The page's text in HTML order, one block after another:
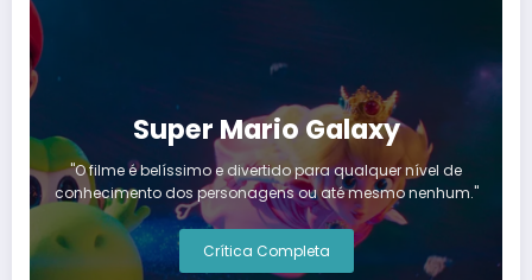
Super Mario Galaxy
"O filme é belíssimo e divertido para qualquer nível de
conhecimento dos personagens ou até mesmo nenhum."
Crítica Completa